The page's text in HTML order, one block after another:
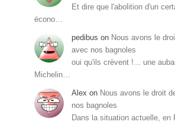
Et dire que l'abolition d'un
écono…
pedibus on Nous avons le
avec nos bagnoles
oui qu'ils crèvent !... une
Michelin…
Alex on Nous avons le droit
nos bagnoles
Dans la situation actuelle, en